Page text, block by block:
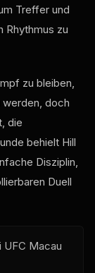
Treffer und
Rhythmus zu
zu bleiben,
werden, doch
die
behielt Hill
Disziplin,
Duell
UFC Macau